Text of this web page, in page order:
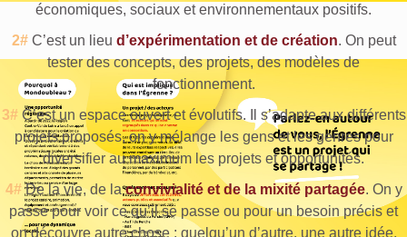
économiques, sociaux et environnementaux positifs.
2#C’est un lieu d’expérimentation et de création. On peut
tester des concepts, des projets, des modèles de
fonctionnement.
3#C’est un espace ouvert et évolutifs. Il s’adapte aux différents
projets proposés, on y mélange les gens et les genres pour
diversifier au maximum les projets et opportunités.
4#De la vie, de laconvivialité et de la mixité partagée. On y
passe pour voir ce qu’il se passe ou pour un besoin précis et
on découvre autre chose : quelqu’un d’autre, une autre idée,